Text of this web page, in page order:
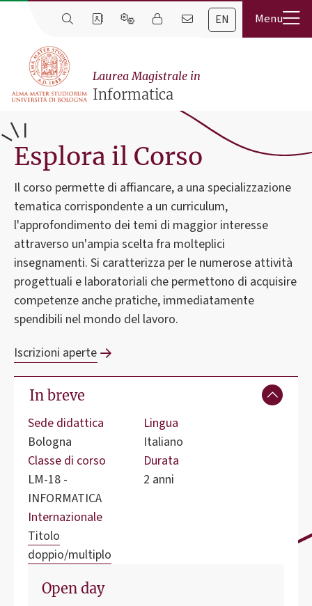
EN
Laurea Magistrale in
Informatica
Esplora il Corso
Il corso permette di affiancare, a una specializzazione
tematica corrispondente a un curriculum,
l'approfondimento dei temi di maggior interesse
attraverso un'ampia scelta fra molteplici
insegnamenti. Si caratterizza per le numerose attività
progettuali e laboratoriali che permettono di acquisire
competenze anche pratiche, immediatamente
spendibili nel mondo del lavoro.
Iscrizioni aperte
In breve
Sede didattica
Bologna
Lingua
Italiano
Classe di corso
LM-18 -
INFORMATICA
Durata
2 anni
Internazionale
Titolo
doppio/multiplo
Open day